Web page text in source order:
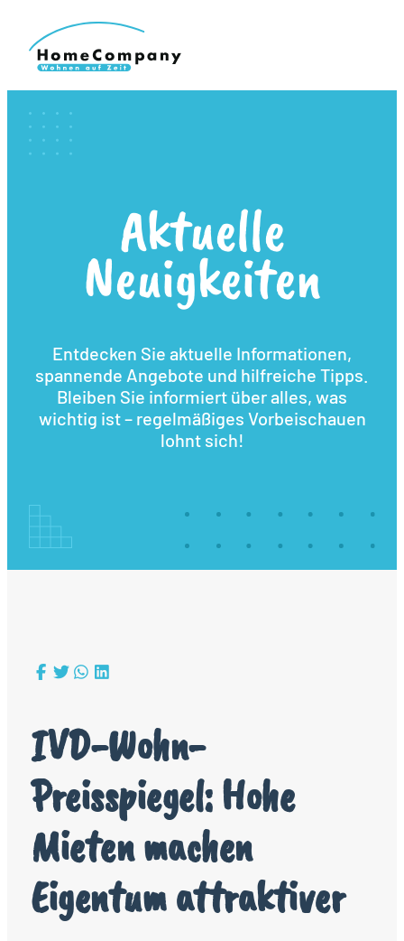
Aktuelle
Neuigkeiten
Entdecken Sie aktuelle Informationen,
spannende Angebote und hilfreiche Tipps.
Bleiben Sie informiert über alles, was
wichtig ist – regelmäßiges Vorbeischauen
lohnt sich!
IVD-Wohn-
Preisspiegel: Hohe
Mieten machen
Eigentum attraktiver